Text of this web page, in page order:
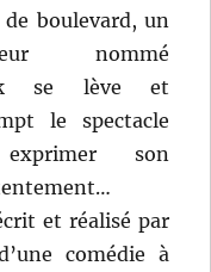
boulevard, un
nommé
se lève et
le spectacle
son
et réalisé par
comédie à